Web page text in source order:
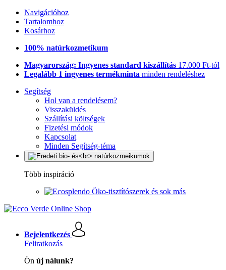
Navigációhoz
Tartalomhoz
Kosárhoz
100% natúrkozmetikum
Magyarország: Ingyenes standard kiszállítás 17.000 Ft-tól
Legalább 1 ingyenes termékminta minden rendeléshez
Segítség
Hol van a rendelésem?
Visszaküldés
Szállítási költségek
Fizetési módok
Kapcsolat
Minden Segítség-téma
Több inspiráció
Öko-tisztítószerek és sok más
Bejelentkezés
Feliratkozás
Ön új nálunk?